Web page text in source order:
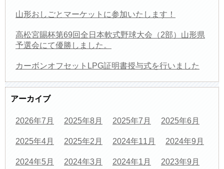
山形おしごとマーケットに参加いたします！
高松宮賜杯第69回全日本軟式野球大会（2部）山形県
予選会にて優勝しました。
カーボンオフセットLPG証明書授与式を行いました
アーカイブ
2026年7月 2025年8月 2025年7月 2025年6月
2025年4月 2025年2月 2024年11月 2024年9月
2024年5月 2024年3月 2024年1月 2023年9月